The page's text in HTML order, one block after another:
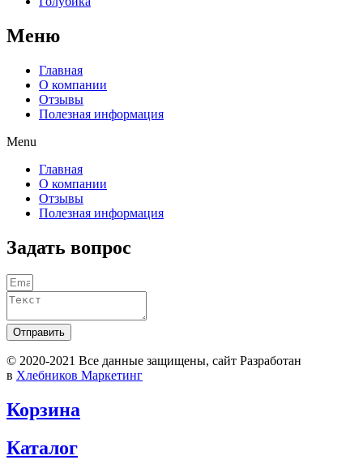
Меню
Главная
О компании
Отзывы
Полезная информация
Menu
Главная
О компании
Отзывы
Полезная информация
Задать вопрос
Отправить
© 2020-2021 Вcе данные защищены, сайт Разработан
в Хлебников Маркетинг
Корзина
Каталог